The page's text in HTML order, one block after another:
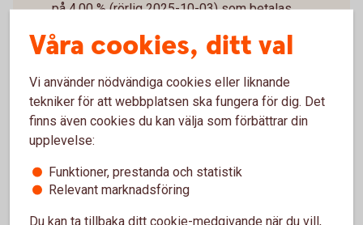
på 4,00 % (rörlig 2025-10-03) som betalas
uppläggningsavgift 0 kronor, ger en effektiv ränta
på 4,00 %. Totalt belopp att betala under lånets
löptid: 1 020 000 kronor. Antalet betalningar är en
(1).​
Våra cookies, ditt val
Vi använder nödvändiga cookies eller liknande
tekniker för att webbplatsen ska fungera för dig. Det
finns även cookies du kan välja som förbättrar din
upplevelse:
Funktioner, prestanda och statistik
Relevant marknadsföring
Du kan ta tillbaka ditt cookie-medgivande när du vill,